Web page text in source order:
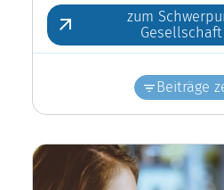
zum
Beiträge